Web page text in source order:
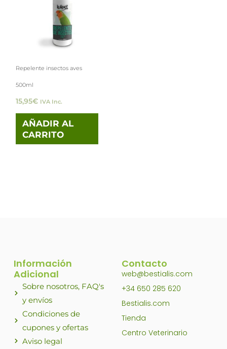
Repelente insectos aves
500ml
15,95€ IVA Inc.
AÑADIR AL
CARRITO
Información
Adicional
Sobre nosotros, FAQ's
y envíos
Condiciones de
cupones y ofertas
Aviso legal
Contacto
web@bestialis.com
+34 650 285 620
Bestialis.com
Tienda
Centro Veterinario